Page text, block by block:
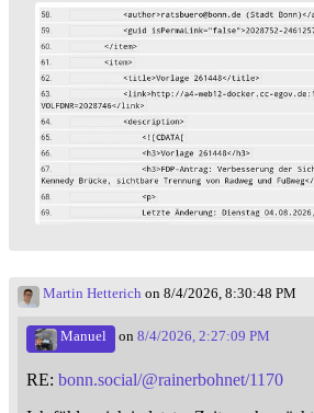
Martin Hetterich on 8/4/2026, 8:30:48 PM
Manuel on 8/4/2026, 2:27:09 PM
RE: bonn.social/@rainerbohnet/1170